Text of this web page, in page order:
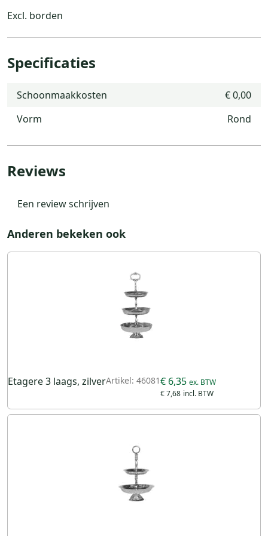
Excl. borden
Specificaties
Schoonmaakkosten
€ 0,00
Vorm
Rond
Reviews
Een review schrijven
Anderen bekeken ook
Etagere 3 laags, zilverArtikel: 46081
€ 7,68
€ 6,35